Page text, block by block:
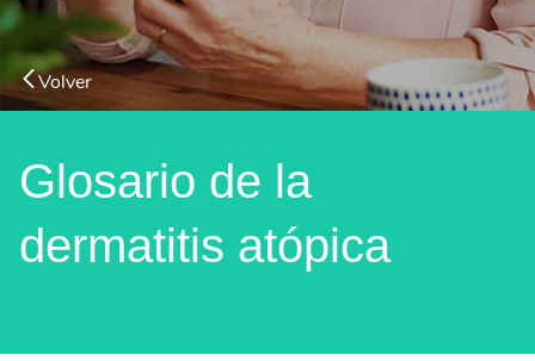
Volver
Glosario de la
dermatitis atópica